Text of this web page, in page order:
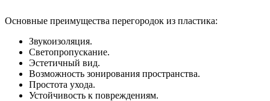
Основные преимущества перегородок из пластика:
Звукоизоляция.
Светопропускание.
Эстетичный вид.
Возможность зонирования пространства.
Простота ухода.
Устойчивость к повреждениям.